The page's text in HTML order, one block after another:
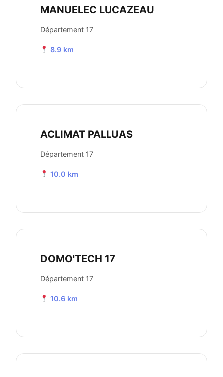
MANUELEC LUCAZEAU
Département 17
8.9 km
ACLIMAT PALLUAS
Département 17
10.0 km
DOMO'TECH 17
Département 17
10.6 km